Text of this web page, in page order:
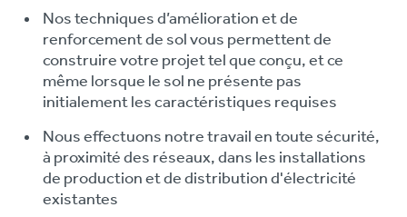
Nos techniques d’amélioration et de
renforcement de sol vous permettent de
construire votre projet tel que conçu, et ce
même lorsque le sol ne présente pas
initialement les caractéristiques requises
Nous effectuons notre travail en toute sécurité,
à proximité des réseaux, dans les installations
de production et de distribution d'électricité
existantes